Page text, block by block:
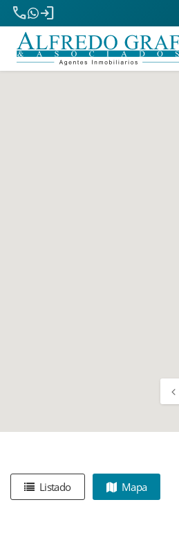
phone
login
Listado Mapa